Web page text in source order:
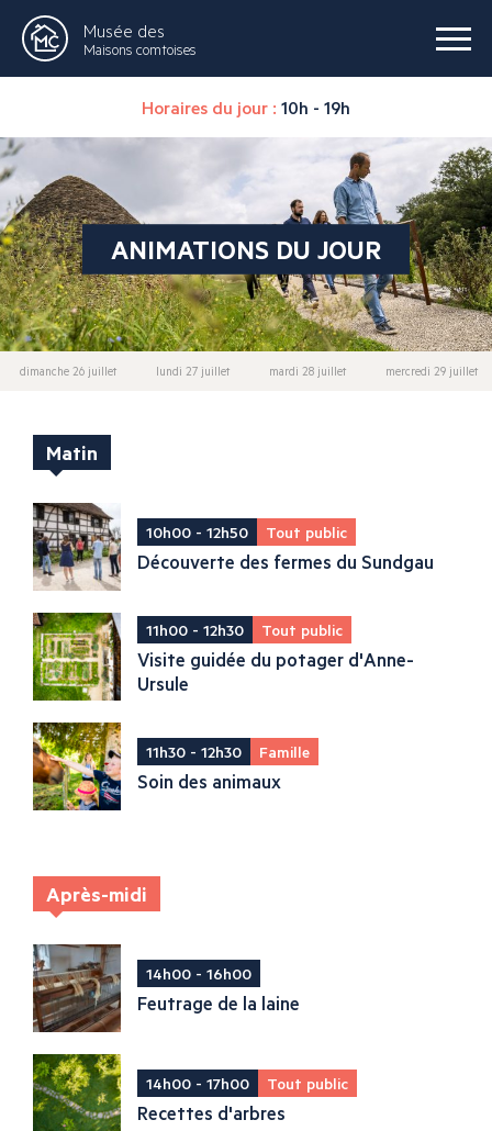
Musée des
Maisons comtoises
Horaires du jour : 10h - 19h
ANIMATIONS DU JOUR
dimanche 26 juillet lundi 27 juillet mardi 28 juillet mercredi 29 juillet
Matin
10h00 - 12h50 Tout public
Découverte des fermes du Sundgau
11h00 - 12h30 Tout public
Visite guidée du potager d'Anne-
Ursule
11h30 - 12h30 Famille
Soin des animaux
Après-midi
14h00 - 16h00
Feutrage de la laine
14h00 - 17h00 Tout public
Recettes d'arbres